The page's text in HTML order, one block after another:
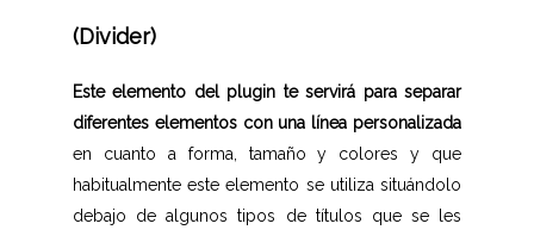
(Divider)
Este elemento del plugin te servirá para separar
diferentes elementos con una línea personalizada
en cuanto a forma, tamaño y colores y que
habitualmente este elemento se utiliza situándolo
debajo de algunos tipos de títulos que se les